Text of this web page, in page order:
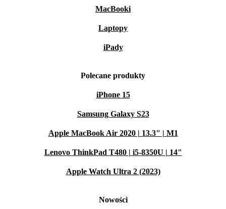
MacBooki
Laptopy
iPady
Polecane produkty
iPhone 15
Samsung Galaxy S23
Apple MacBook Air 2020 | 13.3" | M1
Lenovo ThinkPad T480 | i5-8350U | 14"
Apple Watch Ultra 2 (2023)
Nowości